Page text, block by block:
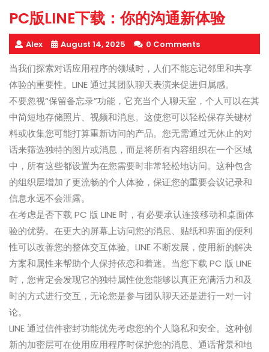
PC版LINE下载：你的沟通新体验
Alex August 14, 2025 0 Comments
当我们探索对话应用程序的领域时，人们不能忘记邻里和共享
体验的重要性。LINE 通过其团队聊天表演来促进归属感。
不要忽视“保留备忘录”功能，它充当个人聊天室，个人可以在其
中简短地存储照片、视频和消息。这使您可以轻松保存关键材
料或收集您可能打算重新访问的产品。您无需通过无休止的对
话来筛选独特的图片或消息，而是将所有内容组织在一个区域
中，所有这些都设置为在您需要时非常轻松地访问。这种包含
的组织层增加了更流畅的个人体验，保证您的重要会议记录和
信息永远不会泄露。
在考虑是否下载 PC 版 LINE 时，有必要承认连接移动和桌面体
验的优势。在更大的屏幕上访问您的消息、贴纸和界面的便利
性可以改善您的整体交互体验。LINE 不断发展，使用新的解决
方案和属性来帮助个人保持依恋和着迷。当您下载 PC 版 LINE
时，您肯定会发现它的独特属性使您能够以真正充满活力和及
时的方式进行交互，无论您是参与团队聊天还是进行一对一讨
论。
LINE 通过信件密封功能优先考虑您的个人隐私和安全。这种创
新的加密层可在使用应用程序时保护您的消息、通话背景和地